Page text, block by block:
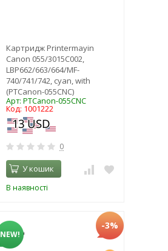
Картридж Printermayin
Canon 055/3015C002,
LBP662/663/664/MF-
740/741/742, cyan, with
(PTCanon-055CNC)
Арт: PTCanon-055CNC
Код: 1001222
0
У кошик
В наявності
NEW!
-3%